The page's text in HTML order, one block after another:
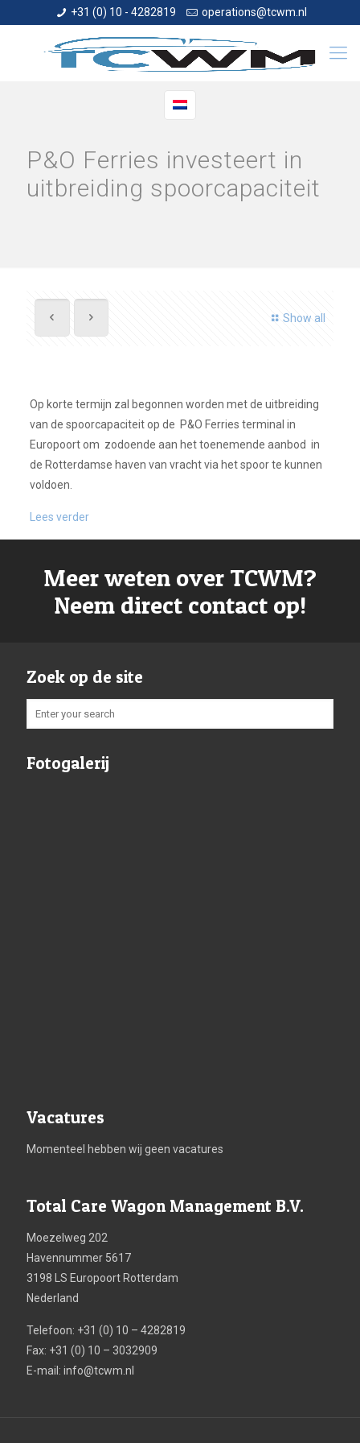
+31 (0) 10 - 4282819 operations@tcwm.nl
P&O Ferries investeert in
uitbreiding spoorcapaciteit
Show all
Op korte termijn zal begonnen worden met de uitbreiding
van de spoorcapaciteit op de P&O Ferries terminal in
Europoort om zodoende aan het toenemende aanbod in
de Rotterdamse haven van vracht via het spoor te kunnen
voldoen.
Lees verder
Meer weten over TCWM?
Neem direct contact op!
Zoek op de site
Fotogalerij
Vacatures
Momenteel hebben wij geen vacatures
Total Care Wagon Management B.V.
Moezelweg 202
Havennummer 5617
3198 LS Europoort Rotterdam
Nederland
Telefoon: +31 (0) 10 – 4282819
Fax: +31 (0) 10 – 3032909
E-mail: info@tcwm.nl